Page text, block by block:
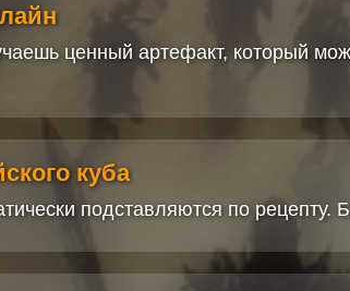
ценный артефакт, который
куба
подставляются по рецепту.